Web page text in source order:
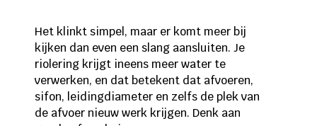
Het klinkt simpel, maar er komt meer bij
kijken dan even een slang aansluiten. Je
riolering krijgt ineens meer water te
verwerken, en dat betekent dat afvoeren,
sifon, leidingdiameter en zelfs de plek van
de afvoer nieuw werk krijgen. Denk aan